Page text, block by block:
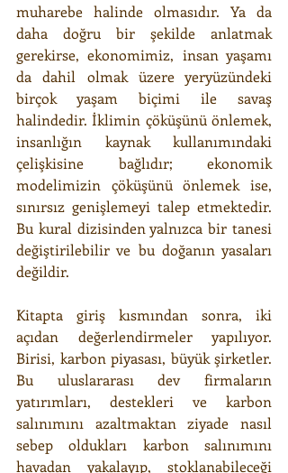
muharebe halinde olmasıdır. Ya da
daha doğru bir şekilde anlatmak
gerekirse, ekonomimiz, insan yaşamı
da dahil olmak üzere yeryüzündeki
birçok yaşam biçimi ile savaş
halindedir. İklimin çöküşünü önlemek,
insanlığın kaynak kullanımındaki
çelişkisine bağlıdır; ekonomik
modelimizin çöküşünü önlemek ise,
sınırsız genişlemeyi talep etmektedir.
Bu kural dizisinden yalnızca bir tanesi
değiştirilebilir ve bu doğanın yasaları
değildir.
Kitapta giriş kısmından sonra, iki
açıdan değerlendirmeler yapılıyor.
Birisi, karbon piyasası, büyük şirketler.
Bu uluslararası dev firmaların
yatırımları, destekleri ve karbon
salınımını azaltmaktan ziyade nasıl
sebep oldukları karbon salınımını
havadan yakalayıp, stoklanabileceği